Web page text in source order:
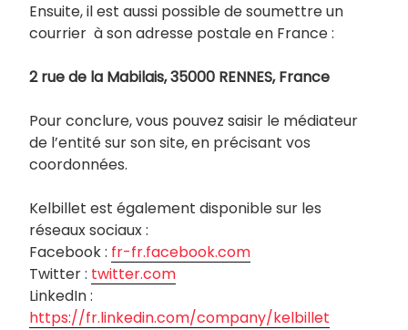
Ensuite, il est aussi possible de soumettre un
courrier à son adresse postale en France :
2 rue de la Mabilais, 35000 RENNES, France
Pour conclure, vous pouvez saisir le médiateur
de l’entité sur son site, en précisant vos
coordonnées.
Kelbillet est également disponible sur les
réseaux sociaux :
Facebook : fr-fr.facebook.com
Twitter : twitter.com
LinkedIn :
https://fr.linkedin.com/company/kelbillet